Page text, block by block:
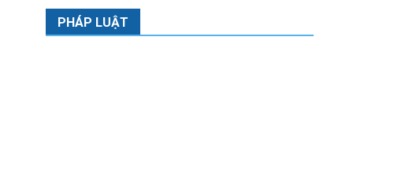
PHÁP LUẬT